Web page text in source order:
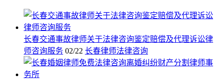
长春交通事故律师关于法律咨询鉴定赔偿及代理诉讼律
师咨询服务 02/22 长春律师法律咨询